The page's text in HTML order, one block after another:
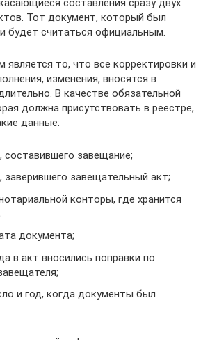
составления сразу двух
Тот документ, который был
будет считаться официальным.
то, что все корректировки и
изменения, вносятся в
В качестве обязательной
должна присутствовать в реестре,
данные:
завещание;
завещательный акт;
конторы, где хранится
документа;
в акт вносились поправки по
и год, когда документы был